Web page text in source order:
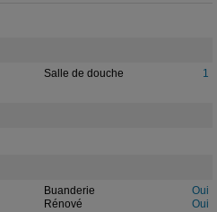
Salle de douche
1
Buanderie
Oui
Rénové Oui